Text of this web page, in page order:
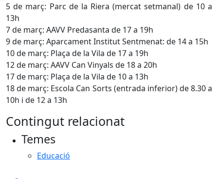
5 de març: Parc de la Riera (mercat setmanal) de 10 a
13h
7 de març: AAVV Predasanta de 17 a 19h
9 de març: Aparcament Institut Sentmenat: de 14 a 15h
10 de març: Plaça de la Vila de 17 a 19h
12 de març: AAVV Can Vinyals de 18 a 20h
17 de març: Plaça de la Vila de 10 a 13h
18 de març: Escola Can Sorts (entrada inferior) de 8.30 a
10h i de 12 a 13h
Contingut relacionat
Temes
Educació